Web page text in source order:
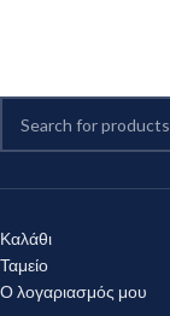
Καλάθι
Ταμείο
Ο λογαριασμός μου